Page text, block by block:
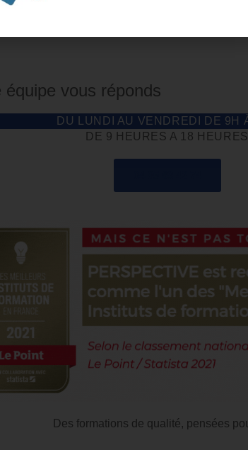
équipe vous réponds
DU LUNDI AU VENDREDI DE 9H
DE 9 HEURES A 18 HEURES
Des formations de qualité, pensées